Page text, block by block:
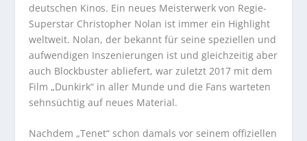
deutschen Kinos. Ein neues Meisterwerk von Regie-
Superstar Christopher Nolan ist immer ein Highlight
weltweit. Nolan, der bekannt für seine speziellen und
aufwendigen Inszenierungen ist und gleichzeitig aber
auch Blockbuster abliefert, war zuletzt 2017 mit dem
Film „Dunkirk“ in aller Munde und die Fans warteten
sehnsüchtig auf neues Material.
Nachdem „Tenet“ schon damals vor seinem offiziellen